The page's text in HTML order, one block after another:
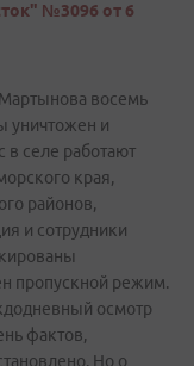
№3096 от 6
восемь
уничтожен и
в селе работают
края,
районов,
и сотрудники
пропускной режим.
осмотр
фактов,
Но о